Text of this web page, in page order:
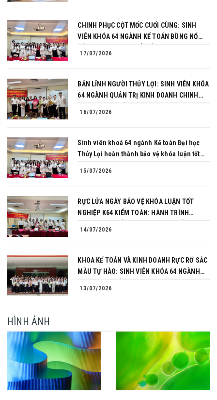
CHINH PHỤC CỘT MỐC CUỐI CÙNG: SINH
VIÊN KHÓA 64 NGÀNH KẾ TOÁN BÙNG NỔ
17/07/2026
BẢN LĨNH NGƯỜI THỦY LỢI: SINH VIÊN KHÓA
64 NGÀNH QUẢN TRỊ KINH DOANH CHINH
16/07/2026
Sinh viên khoá 64 ngành Kế toán Đại học
Thủy Lợi hoàn thành bảo vệ khóa luận tốt
15/07/2026
RỰC LỬA NGÀY BẢO VỆ KHÓA LUẬN TỐT
NGHIỆP K64 KIỂM TOÁN: HÀNH TRÌNH
14/07/2026
KHOA KẾ TOÁN VÀ KINH DOANH RỰC RỠ SẮC
MÀU TỰ HÀO: SINH VIÊN KHÓA 64 NGÀNH
13/07/2026
HÌNH ẢNH